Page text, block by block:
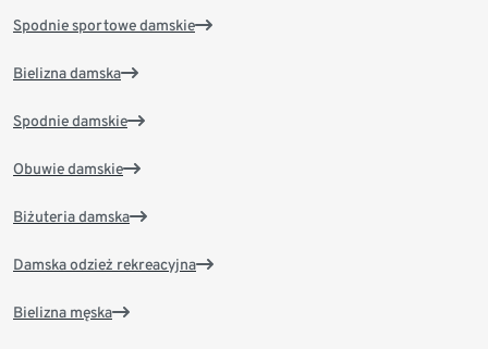
Spodnie sportowe damskie
Bielizna damska
Spodnie damskie
Obuwie damskie
Biżuteria damska
Damska odzież rekreacyjna
Bielizna męska